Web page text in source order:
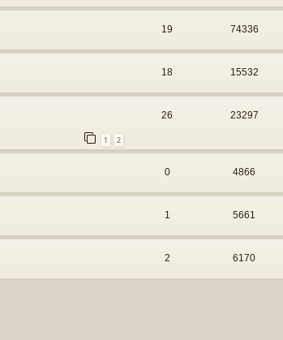
19 74336
18 15532
1 2
26 23297
0 4866
1 5661
2 6170